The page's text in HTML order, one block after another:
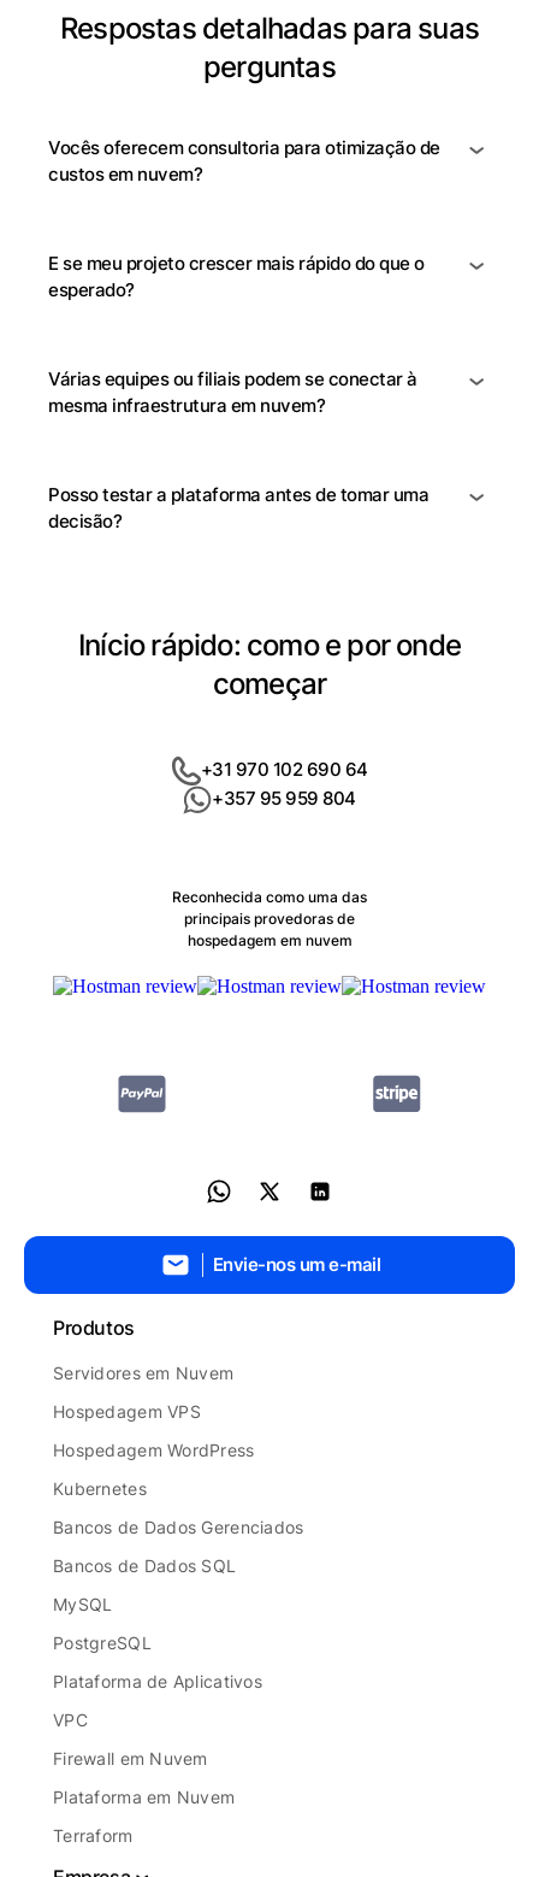
Respostas detalhadas para suas
perguntas
Vocês oferecem consultoria para otimização de
custos em nuvem?
E se meu projeto crescer mais rápido do que o
esperado?
Várias equipes ou filiais podem se conectar à
mesma infraestrutura em nuvem?
Posso testar a plataforma antes de tomar uma
decisão?
Início rápido: como e por onde
começar
+31 970 102 690 64
+357 95 959 804
Reconhecida como uma das
principais provedoras de
hospedagem em nuvem
Envie-nos um e-mail
Produtos
Servidores em Nuvem
Hospedagem VPS
Hospedagem WordPress
Kubernetes
Bancos de Dados Gerenciados
Bancos de Dados SQL
MySQL
PostgreSQL
Plataforma de Aplicativos
VPC
Firewall em Nuvem
Plataforma em Nuvem
Terraform